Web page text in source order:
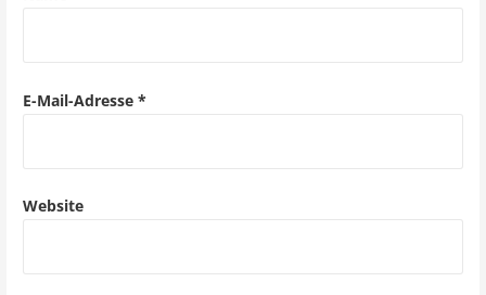
oE-Mail-Adresse *
Website